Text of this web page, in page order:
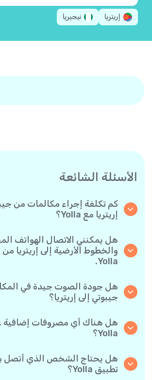
إريتريا نيجيريا
الأسئلة الشائعة
كم تكلفة إجراء مكالمات من
إريتريا مع Yolla؟
إلى إريتريا. يمكنك ببساطة التحقق
في التطبيق - بدون رسوم خفية أو
هل يمكنني الاتصال الهواتف
والخطوط الأرضية إلى إريتريا
Yolla.
المحمولة والخطوط الأرضية إلى
هل جودة الصوت جيدة في
جيبوتي إلى إريتريا؟
يجعل مكالماتك تبدو تمامًا مثل
هل هناك أي مصروفات إضافية
Yolla؟
مقابل المكالمات التي تجريها حسب
لكل وجهة.
هل يحتاج الشخص الذي أتصل
تطبيق Yolla؟